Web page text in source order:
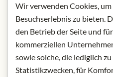
Přidat
Art.Nr.: 443851#1.000
Wir verwenden Cookies,
Besuchserlebnis zu bieten.
den Betrieb der Seite und
kommerziellen
sowie solche, die lediglich
Statistikzwecken, für